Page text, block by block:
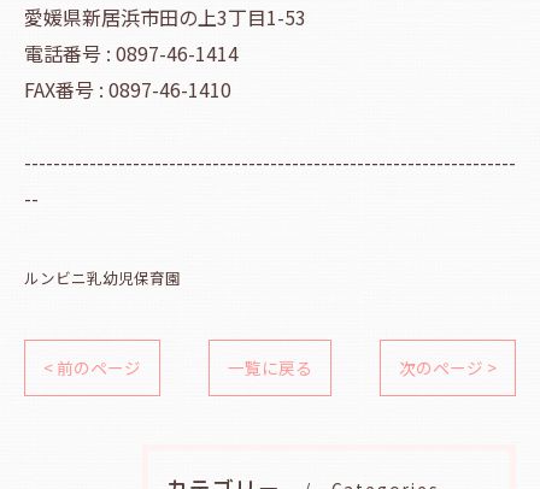
愛媛県新居浜市田の上3丁目1-53
電話番号 : 0897-46-1414
FAX番号 : 0897-46-1410
--------------------------------------------------------------------
--
ルンビニ乳幼児保育園
< 前のページ 一覧に戻る 次のページ >